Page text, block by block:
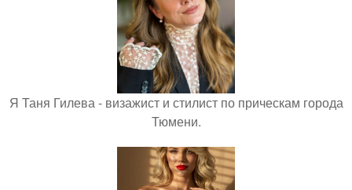
Я Таня Гилева - визажист и стилист по прическам города
Тюмени.